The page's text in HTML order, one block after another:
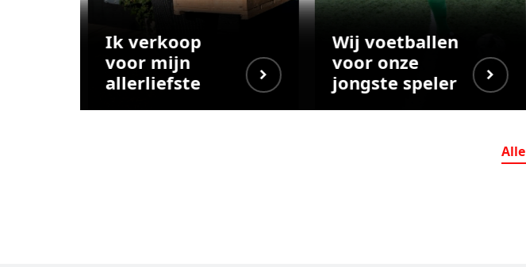
Ik verkoop
voor mijn
allerliefste
Wij voetballen
voor onze
jongste speler
Alle